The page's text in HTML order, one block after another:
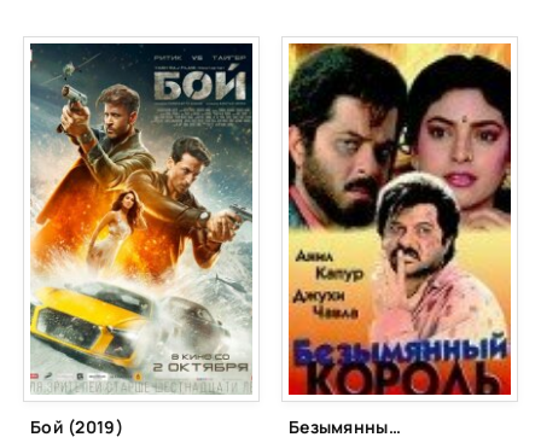
Бой (2019) Безымянный король (1991)